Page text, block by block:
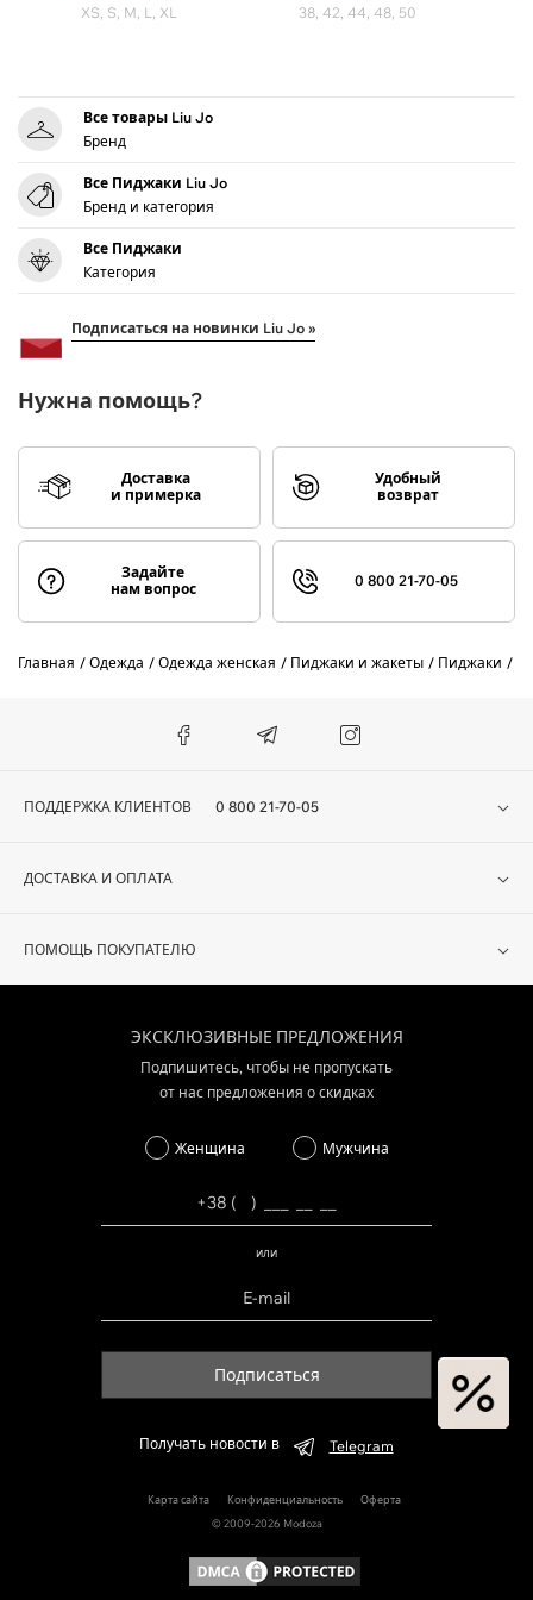
XS, S, M, L, XL
38, 42, 44, 48, 50
Все товары Liu Jo
Бренд
Все Пиджаки Liu Jo
Бренд и категория
Все Пиджаки
Категория
Подписаться на новинки Liu Jo »
Нужна помощь?
Доставка
и примерка
Удобный
возврат
Задайте
нам вопрос
0 800 21-70-05
Главная Одежда Одежда женская Пиджаки и жакеты Пиджаки
ПОДДЕРЖКА КЛИЕНТОВ 0 800 21-70-05
ДОСТАВКА И ОПЛАТА
ПОМОЩЬ ПОКУПАТЕЛЮ
ЭКСКЛЮЗИВНЫЕ ПРЕДЛОЖЕНИЯ
Подпишитесь, чтобы не пропускать
от нас предложения о скидках
Женщина Мужчина
или
Подписаться
Получать новости в Telegram
Карта сайта Конфиденциальность
Оферта
© 2009-2026 Modoza